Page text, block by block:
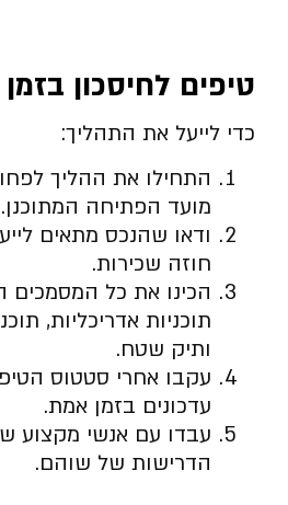
טיפים לחיסכון
כדי לייעל את התהליך:
מועד הפתיחה המתוכנן.
ודאו שהנכס מתאים
חוזה שכירות.
הכינו את כל
תוכניות אדריכליות,
ותיק שטח.
עקבו אחרי סטטוס
עדכונים בזמן אמת.
עבדו עם אנשי מקצוע
הדרישות של שוהם.